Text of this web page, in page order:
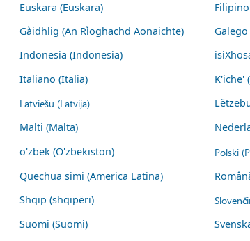
Euskara (Euskara)
Gàidhlig (An Rìoghachd Aonaichte)
Indonesia (Indonesia)
Italiano (Italia)
K'iche'
Latviešu (Latvija)
Malti (Malta)
o'zbek (O'zbekiston) Polski
Quechua simi (America Latina)
Shqip (shqipëri)
Suomi (Suomi)